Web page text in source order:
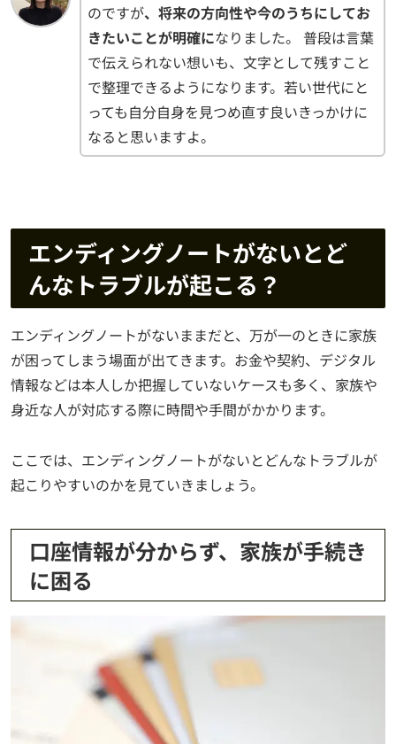
のですが、将来の方向性や今のうちにしてお
きたいことが明確になりました。 普段は言葉
で伝えられない想いも、文字として残すこと
で整理できるようになります。若い世代にと
っても自分自身を見つめ直す良いきっかけに
なると思いますよ。
エンディングノートがないとど
んなトラブルが起こる？
エンディングノートがないままだと、万が一のときに家族
が困ってしまう場面が出てきます。お金や契約、デジタル
情報などは本人しか把握していないケースも多く、家族や
身近な人が対応する際に時間や手間がかかります。
ここでは、エンディングノートがないとどんなトラブルが
起こりやすいのかを見ていきましょう。
口座情報が分からず、家族が手続き
に困る